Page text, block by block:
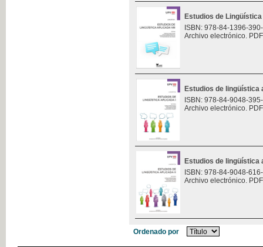
Estudios de
ISBN: 978-84-1396-
Archivo electrónico.
Estudios de lingüística
ISBN: 978-84-9048-
Archivo electrónico.
Estudios de lingüística
ISBN: 978-84-9048-
Archivo electrónico.
Ordenado por